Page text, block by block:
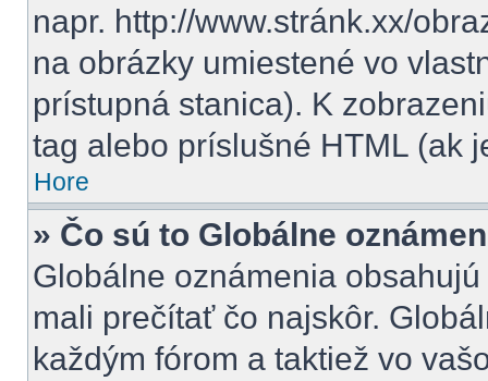
napr. http://www.stránk.xx/
na obrázky umiestené vo
prístupná stanica). K
tag alebo príslušné HTML (ak
Hore
» Čo sú to Globálne
Globálne oznámenia
mali prečítať čo najskôr.
každým fórom a taktiež vo